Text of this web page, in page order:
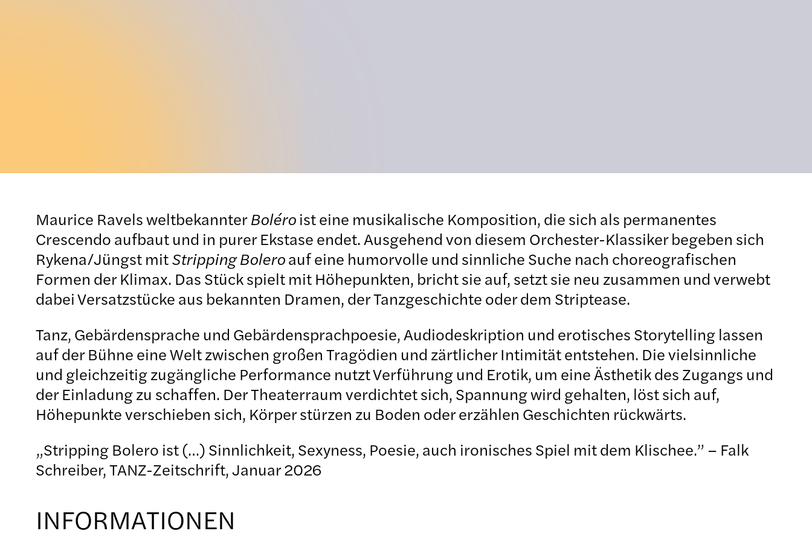
Maurice Ravels weltbekannterBoléroist eine musikalische Komposition, die sich als permanentes
Crescendo aufbaut und in purer Ekstase endet. Ausgehend von diesem Orchester-Klassiker begeben sich
Rykena/Jüngst mitStripping Boleroauf eine humorvolle und sinnliche Suche nach choreografischen
Formen der Klimax. Das Stück spielt mit Höhepunkten, bricht sie auf, setzt sie neu zusammen und verwebt
dabei Versatzstücke aus bekannten Dramen, der Tanzgeschichte oder dem Striptease.
Tanz, Gebärdensprache und Gebärdensprachpoesie, Audiodeskription und erotisches Storytelling lassen
auf der Bühne eine Welt zwischen großen Tragödien und zärtlicher Intimität entstehen. Die vielsinnliche
und gleichzeitig zugängliche Performance nutzt Verführung und Erotik, um eine Ästhetik des Zugangs und
der Einladung zu schaffen. Der Theaterraum verdichtet sich, Spannung wird gehalten, löst sich auf,
Höhepunkte verschieben sich, Körper stürzen zu Boden oder erzählen Geschichten rückwärts.
„Stripping Bolero ist (…) Sinnlichkeit, Sexyness, Poesie, auch ironisches Spiel mit dem Klischee.” – Falk
Schreiber, TANZ-Zeitschrift, Januar 2026
INFORMATIONEN